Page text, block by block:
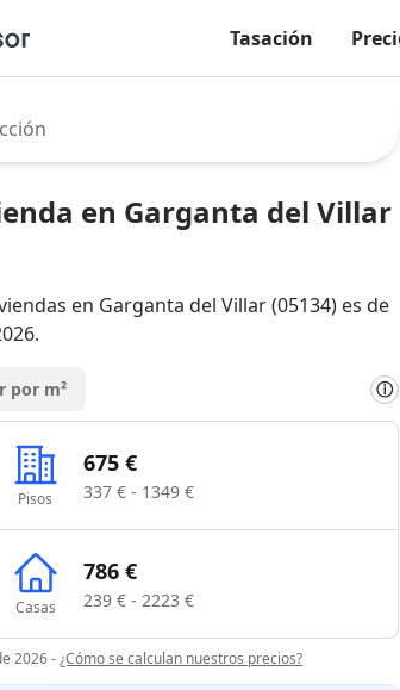
Tasación
en Garganta del Villar
en Garganta del Villar (05134) es de
por m² ⓘ
Pisos
675 €
337 € - 1349 €
Casas
786 €
239 € - 2223 €
2026-¿Cómo se calculan nuestros precios?